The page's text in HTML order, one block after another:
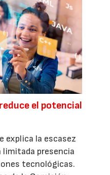
el potencial
explica la escasez
presencia
tecnológicas.